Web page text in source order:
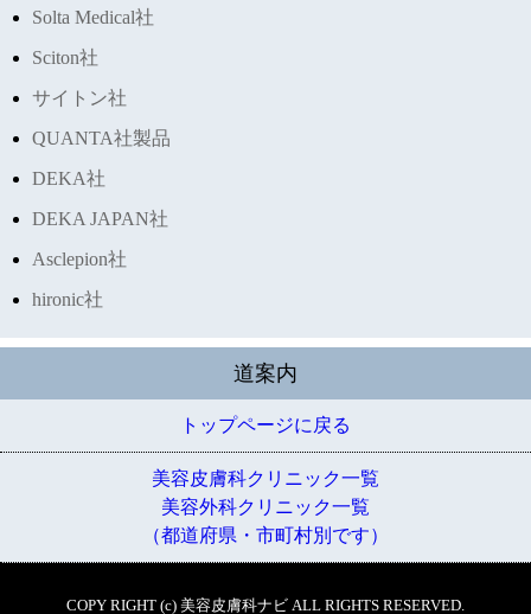
Solta Medical社
Sciton社
サイトン社
QUANTA社製品
DEKA社
DEKA JAPAN社
Asclepion社
hironic社
道案内
トップページに戻る
美容皮膚科クリニック一覧
美容外科クリニック一覧
（都道府県・市町村別です）
COPY RIGHT (c) 美容皮膚科ナビ ALL RIGHTS RESERVED.